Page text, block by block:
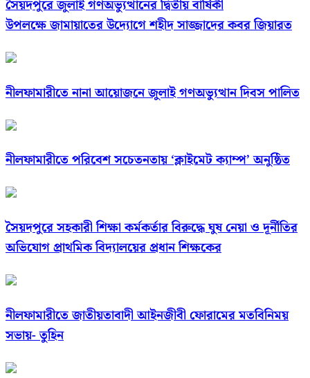
সৈয়দপুরে জুলাই গণঅভ্যুত্থানের দ্বিতীয় বার্ষিকী
উপলক্ষে জামায়াতের উদ্যোগে শহীদ সাজ্জাদের কবর জিয়ারত
নীলফামারীতে নানা আয়োজনে জুলাই গণঅভ্যুত্থান দিবস পালিত
নীলফামারীতে পরিবেশ সচেতনতায় ‘ক্লাইমেট ক্যাম্প’ অনুষ্ঠিত
সৈয়দপুরে সহকারী শিক্ষা কর্মকর্তার বিরুদ্ধে ঘুষ নেয়া ও দূর্নীতির
অভিযোগ প্রাথমিক বিদ্যালয়ের প্রধান শিক্ষকের
নীলফামারীতে জাতীয়তাবাদী আইনজীবী ফোরামের মতবিনিময়
সভায়- তুহিন